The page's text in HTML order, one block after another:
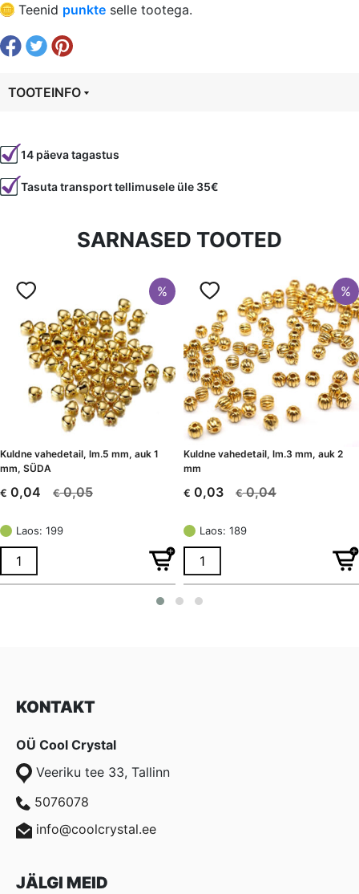
kogus
Teenid punkte selle tootega.
TOOTEINFO
Värvus
Kuldne
Kuju
ümmargune
14 päeva tagastus
Tasuta transport tellimusele üle 35€
SARNASED TOOTED
%
Kuldne vahedetail, lm.5 mm, auk 1
mm, SÜDA
€0,05
Algne
oli:
€ 0,05.
€ 0,04
Current
is:
€ 0,04.
Laos: 199
%
Kuldne vahedetail, lm.3 mm, auk 2
mm
€0,04
Algne
oli:
€ 0,04.
€ 0,03
Current
is:
€ 0,03.
Laos: 189
KONTAKT
OÜ Cool Crystal
Veeriku tee 33, Tallinn
5076078
info@coolcrystal.ee
JÄLGI MEID